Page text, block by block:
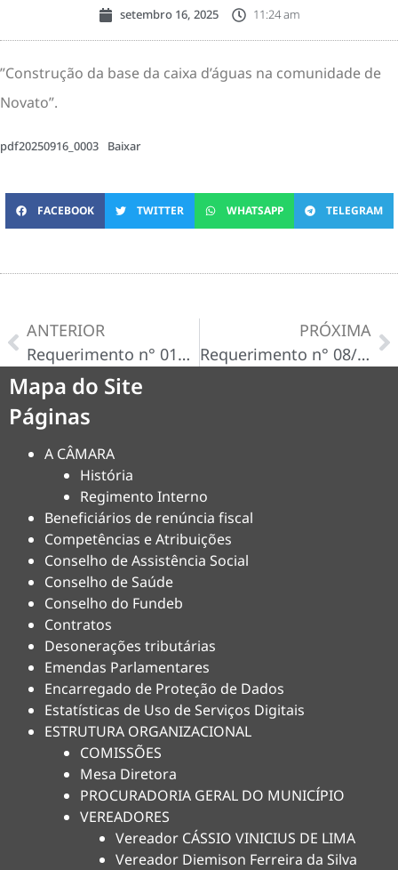
setembro 16, 2025 11:24 am
”Construção da base da caixa d’águas na comunidade de
Novato”.
pdf20250916_0003 Baixar
FACEBOOK TWITTER WHATSAPP TELEGRAM
ANTERIOR
Requerimento n° 013/2025
PRÓXIMA
Requerimento n° 08/2025
Mapa do Site
Páginas
A CÂMARA
História
Regimento Interno
Beneficiários de renúncia fiscal
Competências e Atribuições
Conselho de Assistência Social
Conselho de Saúde
Conselho do Fundeb
Contratos
Desonerações tributárias
Emendas Parlamentares
Encarregado de Proteção de Dados
Estatísticas de Uso de Serviços Digitais
ESTRUTURA ORGANIZACIONAL
COMISSÕES
Mesa Diretora
PROCURADORIA GERAL DO MUNICÍPIO
VEREADORES
Vereador CÁSSIO VINICIUS DE LIMA
Vereador Diemison Ferreira da Silva